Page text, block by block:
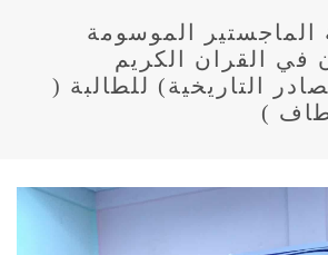
الماجستير الموسومة
في القران الكريم
التاريخية) للطالبة (
)